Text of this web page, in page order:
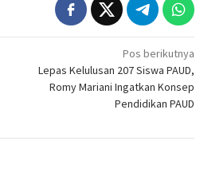
Pos berikutnya
Lepas Kelulusan 207 Siswa PAUD,
Romy Mariani Ingatkan Konsep
Pendidikan PAUD